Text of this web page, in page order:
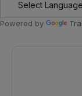
Powered by